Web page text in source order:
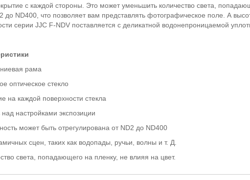
с каждой стороны. Это может уменьшить количество света,
до ND400, что позволяет вам представлять фотографическое поле. А
серии JJC F-NDV поставляется с деликатной водонепроницаемой
рама
оптическое стекло
на каждой поверхности стекла
настройками экспозиции
может быть отрегулирована от ND2 до ND400
сцен, таких как водопады, ручьи, волны и т. Д.
света, попадающего на пленку, не влияя на цвет.